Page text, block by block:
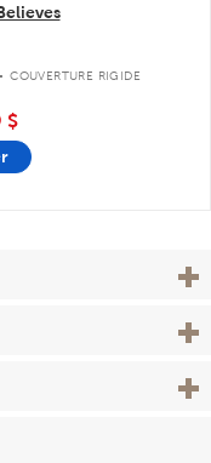
. COUVERTURE RIGIDE
$
View